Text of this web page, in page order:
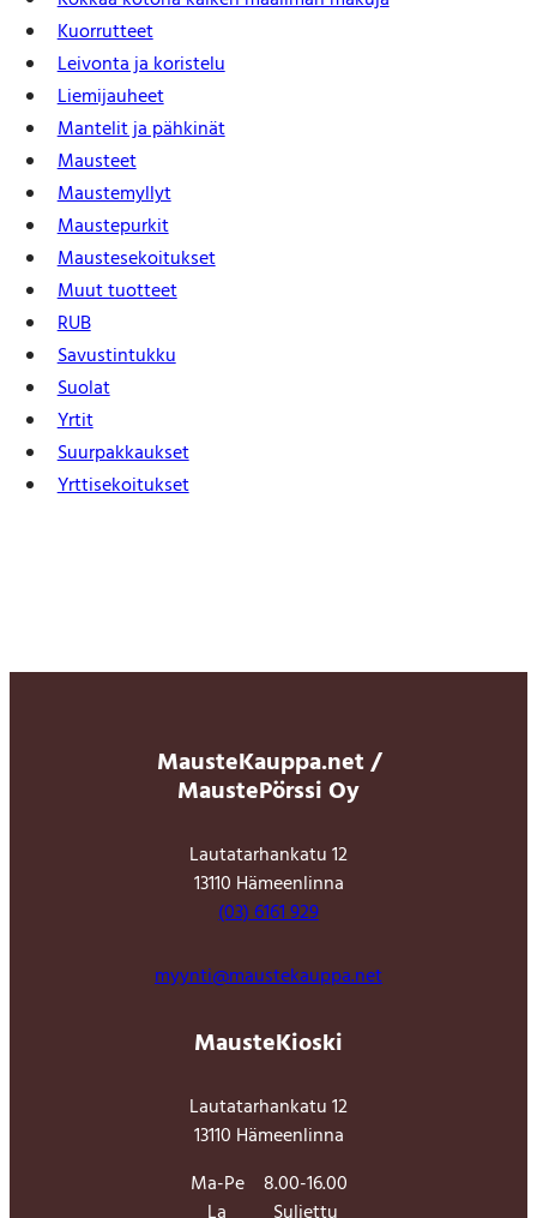
Kuorrutteet
Leivonta ja koristelu
Liemijauheet
Mantelit ja pähkinät
Mausteet
Maustemyllyt
Maustepurkit
Mauste­sekoitukset
Muut tuotteet
RUB
Savustintukku
Suolat
Yrtit
Suur­pakkaukset
Yrtti­sekoitukset
MausteKauppa.net /
MaustePörssi Oy
Lautatarhankatu 12
13110 Hämeenlinna
(03) 6161 929
myynti@maustekauppa.net
MausteKioski
Lautatarhankatu 12
13110 Hämeenlinna
Ma-Pe
8.00-16.00